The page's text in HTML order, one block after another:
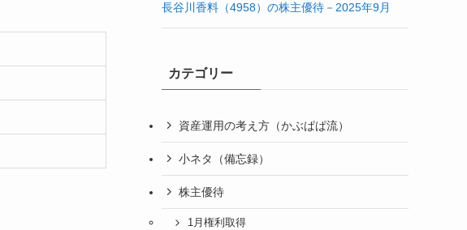
長谷川香料（4958）の株主優待－2025年9月
カテゴリー
資産運用の考え方（かぶぱぱ流）
小ネタ（備忘録）
株主優待
1月権利取得